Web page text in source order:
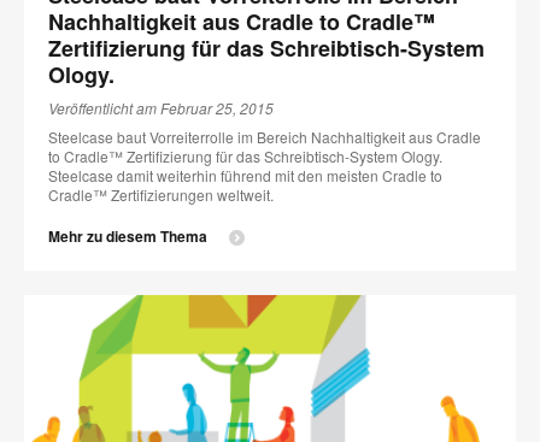
Nachhaltigkeit aus Cradle to Cradle™
Zertifizierung für das Schreibtisch-System
Ology.
Veröffentlicht am Februar 25, 2015
Steelcase baut Vorreiterrolle im Bereich Nachhaltigkeit aus Cradle
to Cradle™ Zertifizierung für das Schreibtisch-System Ology.
Steelcase damit weiterhin führend mit den meisten Cradle to
Cradle™ Zertifizierungen weltweit.
Mehr zu diesem Thema